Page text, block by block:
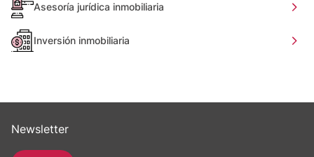
Asesoría jurídica inmobiliaria
Inversión inmobiliaria
Newsletter